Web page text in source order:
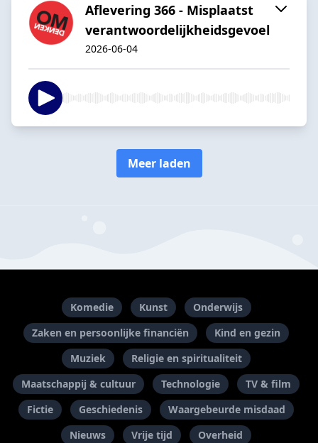
Aflevering 366 - Misplaatst
verantwoordelijkheidsgevoel
2026-06-04
Meer laden
Komedie Kunst
Onderwijs
Zaken en persoonlijke financiën
Kind en gezin
Muziek
Religie en spiritualiteit
Maatschappij & cultuur
Technologie
TV & film
Fictie
Geschiedenis
Waargebeurde misdaad
Nieuws
Vrije tijd Overheid